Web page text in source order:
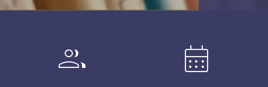
group calendar_month